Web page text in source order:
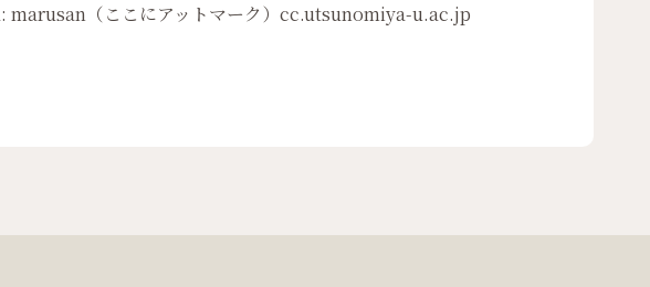
marusan（ここにアットマーク）cc.utsunomiya-u.ac.jp